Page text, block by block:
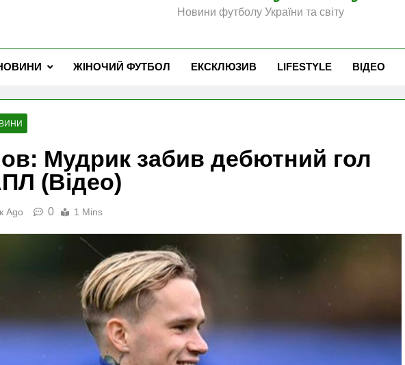
Новини футболу України та світу
ЖІНОЧИЙ ФУТБОЛ ЕКСКЛЮЗИВ LIFESTYLE ВІДЕО
Мудрик забив дебютний гол
(Відео)
Ago 0 1 Mins